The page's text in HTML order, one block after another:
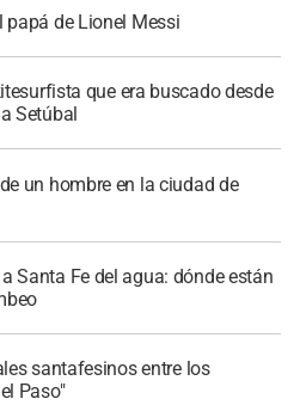
papá de Lionel Messi
que era buscado desde
Setúbal
un hombre en la ciudad de
Santa Fe del agua: dónde están
santafesinos entre los
Paso"